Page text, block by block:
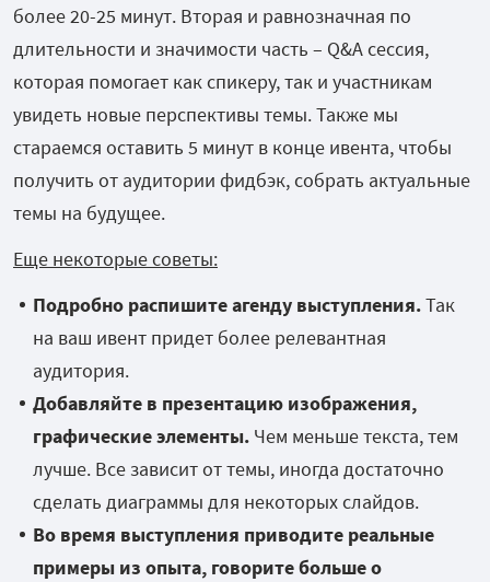
более 20-25 минут. Вторая и равнозначная по
длительности и значимости часть – Q&A сессия,
которая помогает как спикеру, так и участникам
увидеть новые перспективы темы. Также мы
стараемся оставить 5 минут в конце ивента, чтобы
получить от аудитории фидбэк, собрать актуальные
темы на будущее.
Еще некоторые советы:
Подробно распишите агенду выступления.Так
на ваш ивент придет более релевантная
аудитория.
Добавляйте в презентацию изображения,
графические элементы. Чем меньше текста, тем
лучше. Все зависит от темы, иногда достаточно
сделать диаграммы для некоторых слайдов.
Во время выступления приводите реальные
примеры из опыта, говорите больше о